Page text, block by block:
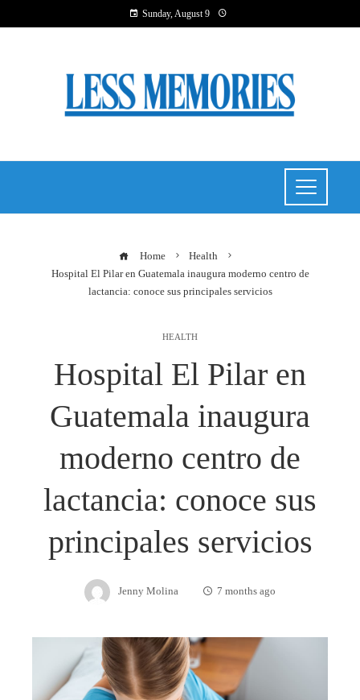
Sunday, August 9
Home
Health
Hospital El Pilar en Guatemala inaugura moderno centro de
lactancia: conoce sus principales servicios
HEALTH
Hospital El Pilar en
Guatemala inaugura
moderno centro de
lactancia: conoce sus
principales servicios
Jenny Molina 7 months ago